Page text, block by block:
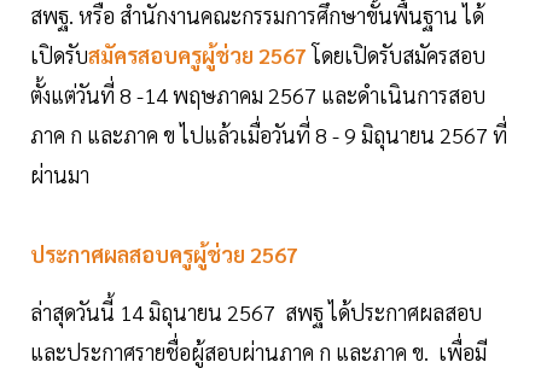
สพฐ. หรือ สำนักงานคณะกรรมการศึกษาขั้นพื้นฐาน ได้
เปิดรับสมัครสอบครูผู้ช่วย 2567โดยเปิดรับสมัครสอบ
ตั้งแต่วันที่ 8 -14 พฤษภาคม 2567 และดำเนินการสอบ
ภาค ก และภาค ข ไปแล้วเมื่อวันที่ 8 - 9 มิถุนายน 2567 ที่
ผ่านมา
ประกาศผลสอบครูผู้ช่วย 2567
ล่าสุดวันนี้ 14 มิถุนายน 2567 สพฐ ได้ประกาศผลสอบ
และประกาศรายชื่อผู้สอบผ่านภาค ก และภาค ข. เพื่อมี